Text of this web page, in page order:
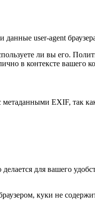
user-agent
ли вы его.
в контексте вашего
метаданными EXIF, так
для вашего
куки не